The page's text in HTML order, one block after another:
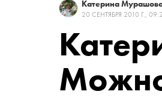
Катерина
20 СЕНТЯБРЯ 2010 Г.,
Можно